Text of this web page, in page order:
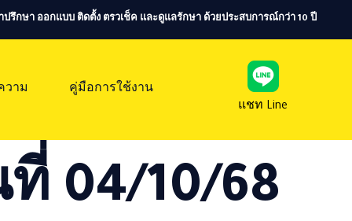
ปรึกษา ออกแบบ ติดตั้ง ตรวเช็ค และดูแลรักษา ด้วยประสบการณ์กว่า 10 ปี
วาม
คู่มือการใช้งาน
แชท Line
04/10/68